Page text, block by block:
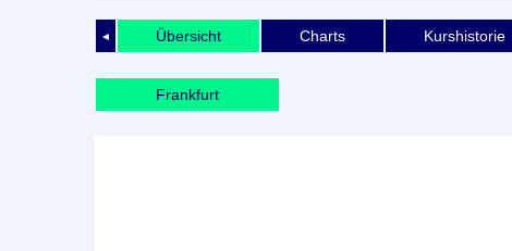
◄ Übersicht Charts Kurshistorie
Frankfurt